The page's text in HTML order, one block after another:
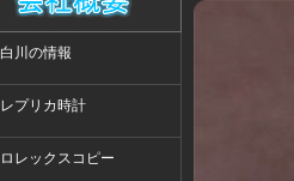
白川の情報
レプリカ時計
ロレックスコピー